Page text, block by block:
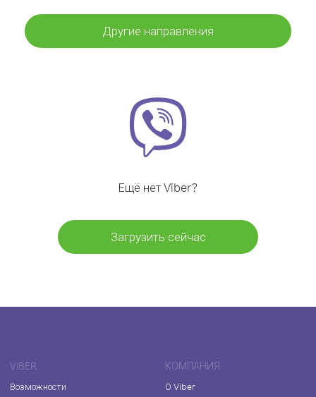
Другие направления
Ещё нет Viber?
Загрузить сейчас
VIBER
Возможности
КОМПАНИЯ
О Viber